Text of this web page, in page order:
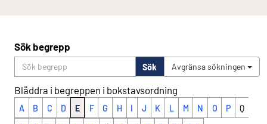
Sök begrepp
Sök Avgränsa sökningen
Bläddra i begreppen i bokstavsordning
A B C D E F G H I J K L M N O P Q